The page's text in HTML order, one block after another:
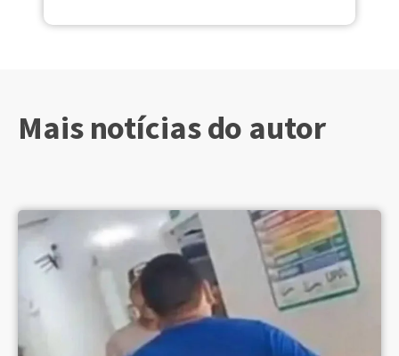
Mais notícias do autor